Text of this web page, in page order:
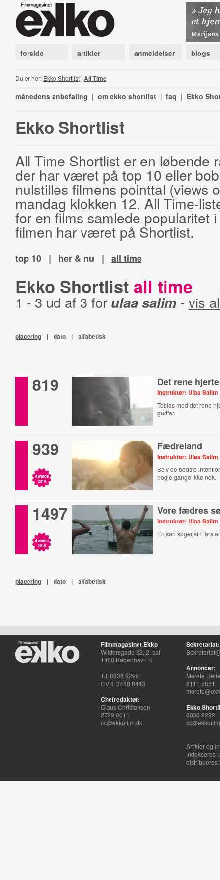
forside artikler anmeldelser blogs
Du er her: Ekko Shortlist| All Time
månedens anbefaling | om ekko shortlist | faq | Ekko
Ekko Shortlist
All Time Shortlist er en løbende
der har været på top 10 eller
nulstilles filmens pointtal (views
mandag klokken 12. All Time-
for en films samlede popularitet
filmen har været på Shortlist.
top 10 | her & nu | all time
Ekko Shortlist all time
1 - 3 ud af 3 for ulaa salim- vis
placering | dato | alfabetisk
819 Det rene hjerte
Instruktør: Ulaa Salim
Tobias med det rene
gudfar.
939
Awards
2018
Fædreland
Instruktør: Ulaa Salim
Selv de bedste
nogle gange ikke nok.
1497
Awards
2016
Vore fædres
Instruktør: Ulaa Salim
En søn søger sin fars
placering | dato | alfabetisk
Filmmagasinet Ekko
Wildersgade 32, 2. sal
1408 København K
Tlf. 8838 9292
CVR. 3468 8443
Chefredaktør:
Claus Christensen
2729 0011
cc@ekkofilm.dk
Sekretariat:
Annoncer:
Merete
6111 5851
Ekko
8838 9292
Artikler og
indekseres
distribueres